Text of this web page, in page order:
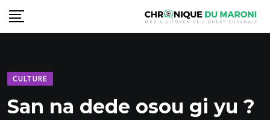
Skip
to
CULTURE
San na dede osou gi yu ?